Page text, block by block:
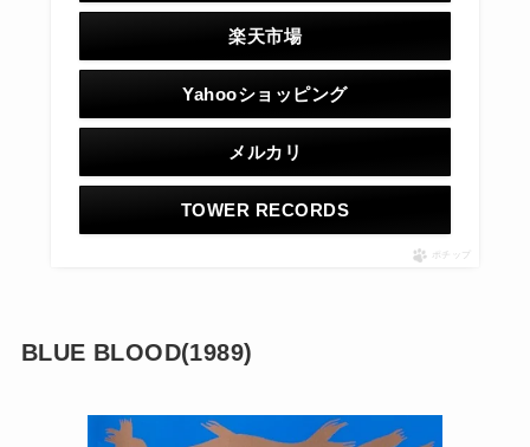
楽天市場
Yahooショッピング
メルカリ
TOWER RECORDS
ポチップ
BLUE BLOOD(1989)